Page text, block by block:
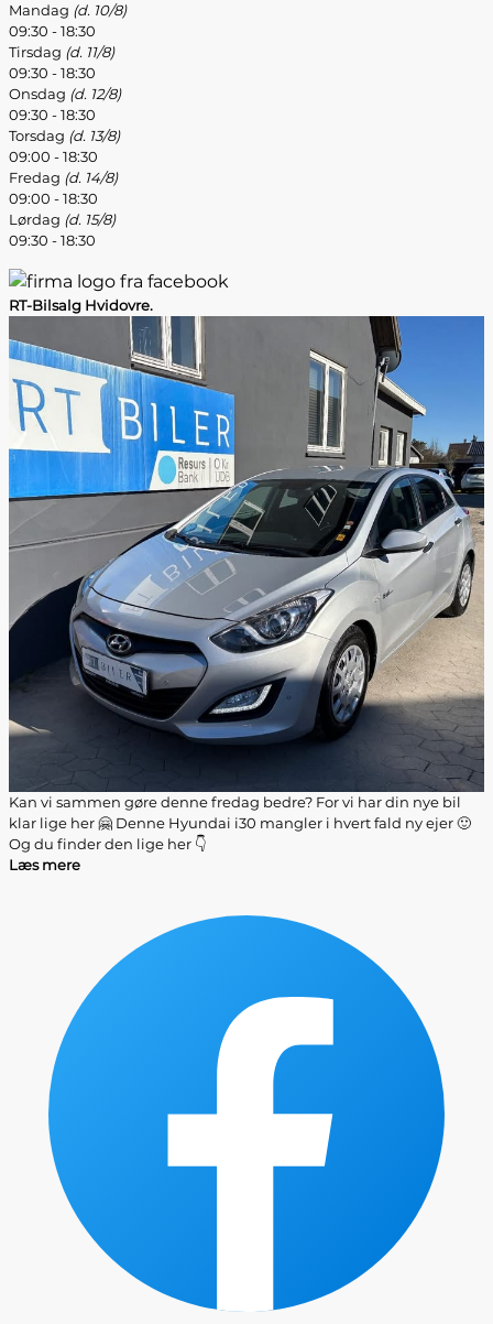
Mandag (d. 10/8)
09:30 - 18:30
Tirsdag (d. 11/8)
09:30 - 18:30
Onsdag (d. 12/8)
09:30 - 18:30
Torsdag (d. 13/8)
09:00 - 18:30
Fredag (d. 14/8)
09:00 - 18:30
Lørdag (d. 15/8)
09:30 - 18:30
RT-Bilsalg Hvidovre.
Kan vi sammen gøre denne fredag bedre? For vi har din nye bil
klar lige her 🤗 Denne Hyundai i30 mangler i hvert fald ny ejer 🙂
Og du finder den lige her 👇
Læs mere